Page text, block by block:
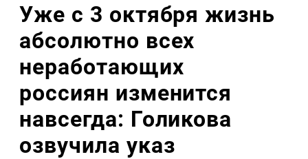
Уже с 3 октября жизнь
абсолютно всех
неработающих
россиян изменится
навсегда: Голикова
озвучила указ